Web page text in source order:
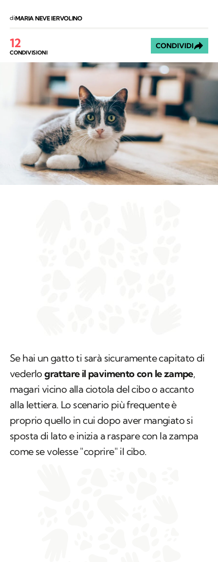
diMARIA NEVE IERVOLINO
12
CONDIVISIONI
CONDIVIDI
Se hai un gatto ti sarà sicuramente capitato di
vederlo grattare il pavimento con le zampe,
magari vicino alla ciotola del cibo o accanto
alla lettiera. Lo scenario più frequente è
proprio quello in cui dopo aver mangiato si
sposta di lato e inizia a raspare con la zampa
come se volesse "coprire" il cibo.